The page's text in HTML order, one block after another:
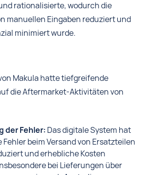
rationalisierte, wodurch die
manuellen Eingaben reduziert und
minimiert wurde.
Makula hatte tiefgreifende
die Aftermarket-Aktivitäten von
der Fehler: Das digitale System hat
beim Versand von Ersatzteilen
und erhebliche Kosten
bei Lieferungen über